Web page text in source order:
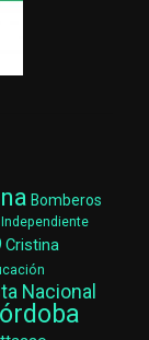
Bomberos
Cristina
Nacional